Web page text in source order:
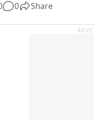
बिदक गया जिस कारण
0 Share